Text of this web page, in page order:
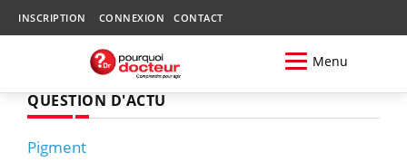
INSCRIPTION CONNEXION CONTACT
Menu
QUESTION D'ACTU
Pigment